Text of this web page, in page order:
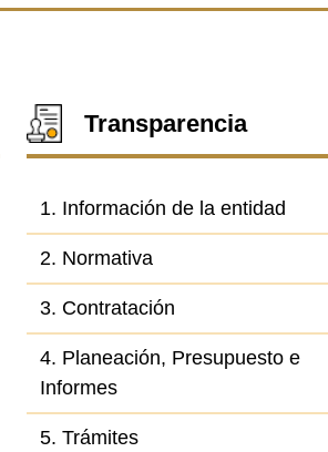
Transparencia
1. Información de la entidad
2. Normativa
3. Contratación
4. Planeación, Presupuesto e
Informes
5. Trámites